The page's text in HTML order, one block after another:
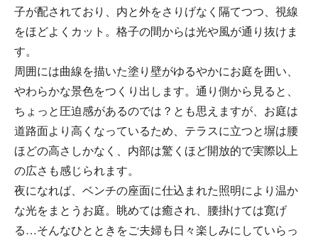
子が配されており、内と外をさりげなく隔てつつ、視線
をほどよくカット。格子の間からは光や風が通り抜けま
す。
周囲には曲線を描いた塗り壁がゆるやかにお庭を囲い、
やわらかな景色をつくり出します。通り側から見ると、
ちょっと圧迫感があるのでは？とも思えますが、お庭は
道路面より高くなっているため、テラスに立つと塀は腰
ほどの高さしかなく、内部は驚くほど開放的で実際以上
の広さも感じられます。
夜になれば、ベンチの座面に仕込まれた照明により温か
な光をまとうお庭。眺めては癒され、腰掛けては寛げ
る…そんなひとときをご夫婦も日々楽しみにしていらっ